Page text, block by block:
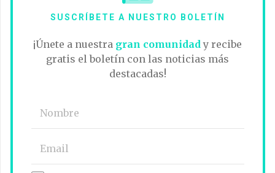
SUSCRÍBETE A NUESTRO BOLETÍN
¡Únete a nuestra gran comunidad y recibe
gratis el boletín con las noticias más
destacadas!